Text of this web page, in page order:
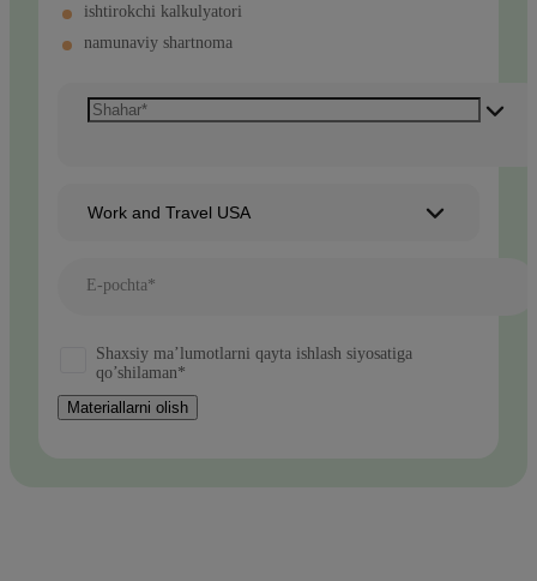
ishtirokchi kalkulyatori
namunaviy shartnoma
Work and Travel USA
E-pochta*
Shaxsiy ma’lumotlarni qayta ishlash siyosatiga
qo’shilaman*
Materiallarni olish